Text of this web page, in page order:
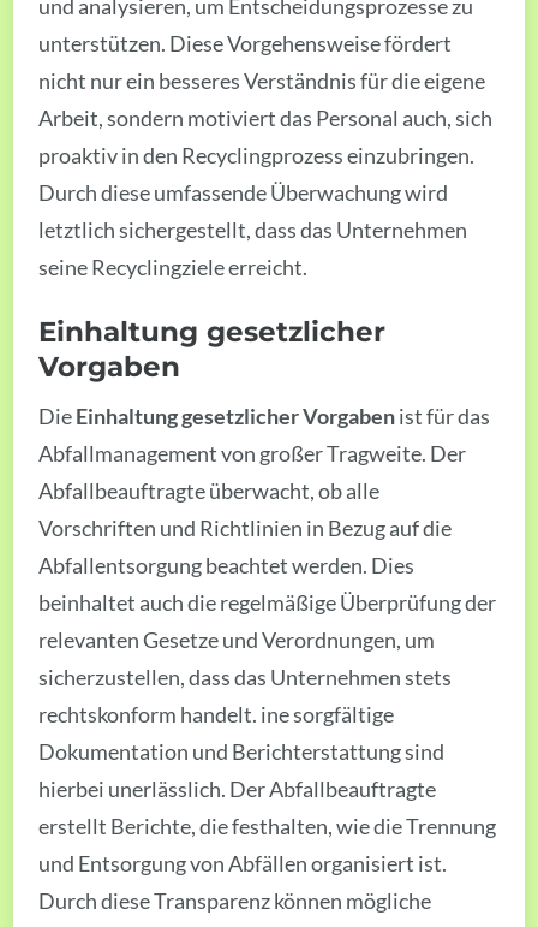
und analysieren, um Entscheidungsprozesse zu
unterstützen. Diese Vorgehensweise fördert
nicht nur ein besseres Verständnis für die eigene
Arbeit, sondern motiviert das Personal auch, sich
proaktiv in den Recyclingprozess einzubringen.
Durch diese umfassende Überwachung wird
letztlich sichergestellt, dass das Unternehmen
seine Recyclingziele erreicht.
Einhaltung gesetzlicher
Vorgaben
DieEinhaltung gesetzlicher Vorgabenist für das
Abfallmanagement von großer Tragweite. Der
Abfallbeauftragte überwacht, ob alle
Vorschriften und Richtlinien in Bezug auf die
Abfallentsorgung beachtet werden. Dies
beinhaltet auch die regelmäßige Überprüfung der
relevanten Gesetze und Verordnungen, um
sicherzustellen, dass das Unternehmen stets
rechtskonform handelt. ine sorgfältige
Dokumentation und Berichterstattung sind
hierbei unerlässlich. Der Abfallbeauftragte
erstellt Berichte, die festhalten, wie die Trennung
und Entsorgung von Abfällen organisiert ist.
Durch diese Transparenz können mögliche